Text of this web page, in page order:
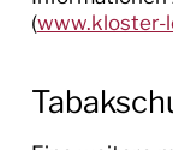
(www.kloster-